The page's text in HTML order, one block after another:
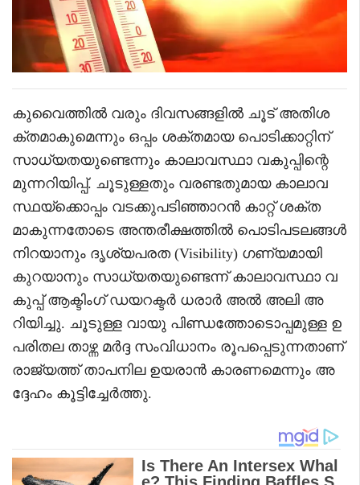
കുവൈത്തിൽ വരും ദിവസങ്ങളിൽ ചൂട് അതിശ
ക്തമാകുമെന്നും ഒപ്പം ശക്തമായ പൊടിക്കാറ്റിന്
സാധ്യതയുണ്ടെന്നും കാലാവസ്ഥാ വകുപ്പിന്റെ
മുന്നറിയിപ്പ്. ചൂടുള്ളതും വരണ്ടതുമായ കാലാവ
സ്ഥയ്ക്കൊപ്പം വടക്കുപടിഞ്ഞാറൻ കാറ്റ് ശക്ത
മാകുന്നതോടെ അന്തരീക്ഷത്തിൽ പൊടിപടലങ്ങൾ
നിറയാനും ദൃശ്യപരത (Visibility) ഗണ്യമായി
കുറയാനും സാധ്യതയുണ്ടെന്ന് കാലാവസ്ഥാ വ
കുപ്പ് ആക്ടിംഗ് ഡയറക്ടർ ധരാർ അൽ അലി അ
റിയിച്ചു. ചൂടുള്ള വായു പിണ്ഡത്തോടൊപ്പമുള്ള ഉ
പരിതല താഴ്ന്ന മർദ്ദ സംവിധാനം രൂപപ്പെടുന്നതാണ്
രാജ്യത്ത് താപനില ഉയരാൻ കാരണമെന്നും അ
ദ്ദേഹം കൂട്ടിച്ചേർത്തു.